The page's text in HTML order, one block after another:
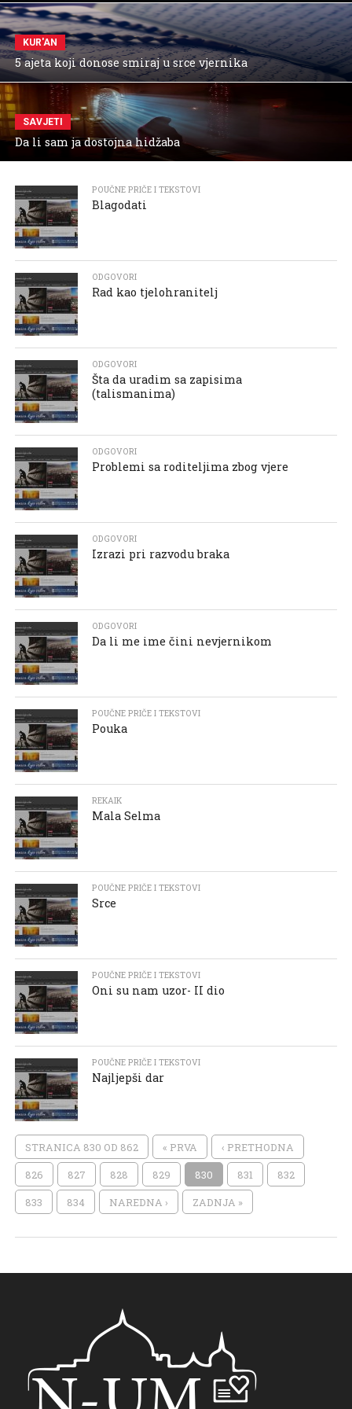
KUR'AN
5 ajeta koji donose smiraj u srce vjernika
SAVJETI
Da li sam ja dostojna hidžaba
POUČNE PRIČE I TEKSTOVI
Blagodati
ODGOVORI
Rad kao tjelohranitelj
ODGOVORI
Šta da uradim sa zapisima
(talismanima)
ODGOVORI
Problemi sa roditeljima zbog vjere
ODGOVORI
Izrazi pri razvodu braka
ODGOVORI
Da li me ime čini nevjernikom
POUČNE PRIČE I TEKSTOVI
Pouka
REKAIK
Mala Selma
POUČNE PRIČE I TEKSTOVI
Srce
POUČNE PRIČE I TEKSTOVI
Oni su nam uzor- II dio
POUČNE PRIČE I TEKSTOVI
Najljepši dar
STRANICA 830 OD 862 « PRVA ‹ PRETHODNA
826 827 828 829 830 831 832
833 834 NAREDNA › ZADNJA »